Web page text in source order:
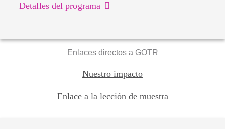
Detalles del programa
Enlaces directos a GOTR
Nuestro impacto
Enlace a la lección de muestra